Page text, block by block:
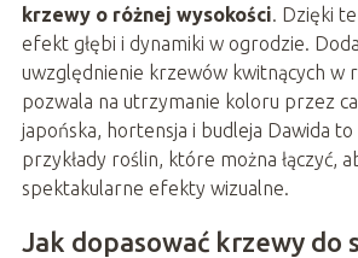
krzewy o różnej wysokości. Dzięki
efekt głębi i dynamiki w ogrodzie.
uwzględnienie krzewów kwitnących w
pozwala na utrzymanie koloru przez
japońska, hortensja i budleja Dawida to
przykłady roślin, które można łączyć,
spektakularne efekty wizualne.
Jak dopasować krzewy do